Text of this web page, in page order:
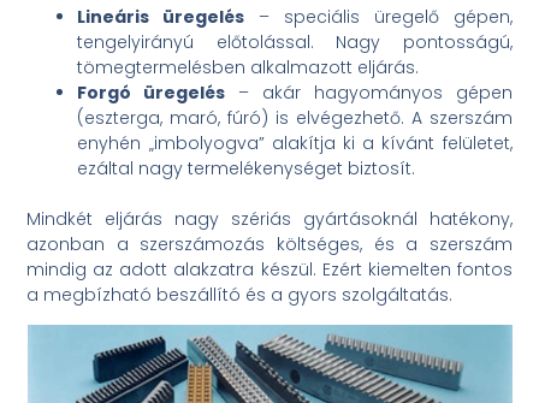
Lineáris üregelés – speciális üregelő gépen,
tengelyirányú előtolással. Nagy pontosságú,
tömegtermelésben alkalmazott eljárás.
Forgó üregelés – akár hagyományos gépen
(eszterga, maró, fúró) is elvégezhető. A szerszám
enyhén „imbolyogva” alakítja ki a kívánt felületet,
ezáltal nagy termelékenységet biztosít.
Mindkét eljárás nagy szériás gyártásoknál hatékony,
azonban a szerszámozás költséges, és a szerszám
mindig az adott alakzatra készül. Ezért kiemelten fontos
a megbízható beszállító és a gyors szolgáltatás.